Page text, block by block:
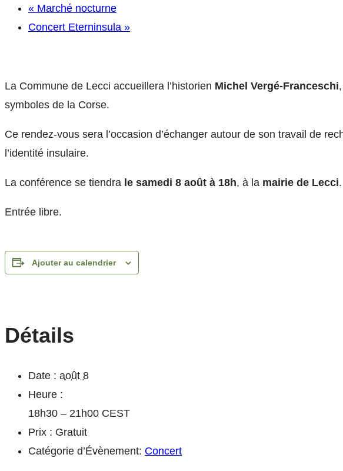
« Marché nocturne
Concert Eterninsula »
La Commune de Lecci accueillera l’historien Michel Vergé-Franceschi
symboles de la Corse.
Ce rendez-vous sera l’occasion d’échanger autour de son travail de
l’identité insulaire.
La conférence se tiendra le samedi 8 août à 18h, à la mairie de Lecci.
Entrée libre.
Ajouter au calendrier
Détails
Date : août 8
Heure :
18h30 – 21h00 CEST
Prix : Gratuit
Catégorie d’Évènement: Concert